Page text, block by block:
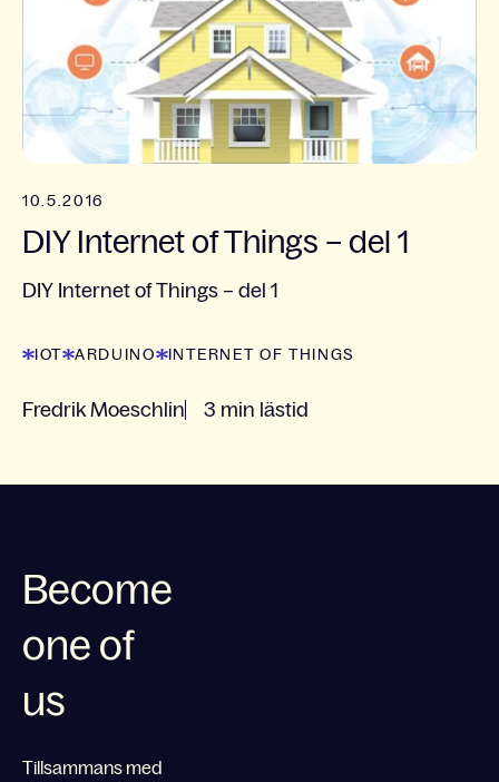
10.5.2016
DIY Internet of Things – del 1
DIY Internet of Things – del 1
IOT ARDUINO INTERNET OF THINGS
Fredrik Moeschlin 3 min lästid
Become
one of
us
Tillsammans med